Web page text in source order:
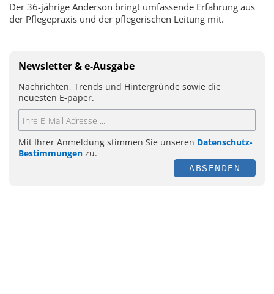
Der 36-jährige Anderson bringt umfassende Erfahrung aus
der Pflegepraxis und der pflegerischen Leitung mit.
Newsletter & e-Ausgabe
Nachrichten, Trends und Hintergründe sowie die
neuesten E-paper.
Mit Ihrer Anmeldung stimmen Sie unseren Datenschutz-
Bestimmungen zu.
ABSENDEN